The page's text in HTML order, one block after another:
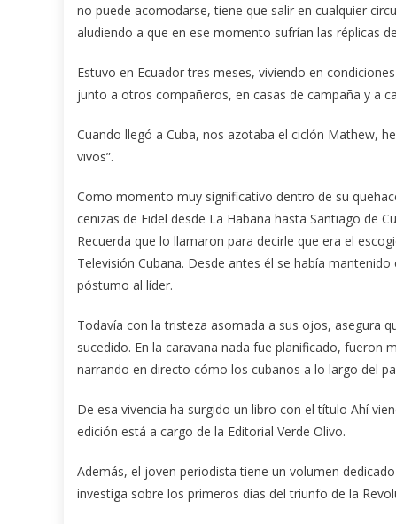
no puede acomodarse, tiene que salir en cualquier
aludiendo a que en ese momento sufrían las réplicas
Estuvo en Ecuador tres meses, viviendo en
junto a otros compañeros, en casas de campaña y a
Cuando llegó a Cuba, nos azotaba el ciclón Mathew,
vivos”.
Como momento muy significativo dentro de su
cenizas de Fidel desde La Habana hasta Santiago de
Recuerda que lo llamaron para decirle que era el
Televisión Cubana. Desde antes él se había
póstumo al líder.
Todavía con la tristeza asomada a sus ojos, asegura
sucedido. En la caravana nada fue planificado, fueron
narrando en directo cómo los cubanos a lo largo del
De esa vivencia ha surgido un libro con el título Ahí
edición está a cargo de la Editorial Verde Olivo.
Además, el joven periodista tiene un volumen
investiga sobre los primeros días del triunfo de la